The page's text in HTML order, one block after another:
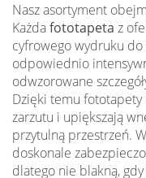
Nasz asortyment
Każdafototapeta z
cyfrowego wydruku
odpowiednio
odwzorowane
Dzięki temu
zarzutu i upiększają
przytulną przestrzeń.
doskonale
dlatego nie blakną,